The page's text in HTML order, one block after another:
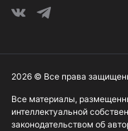
Все материалы,
интеллектуальной
законодательством об
2026 © Все права